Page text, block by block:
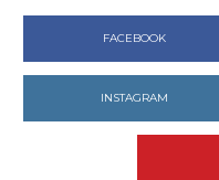
FACEBOOK
INSTAGRAM